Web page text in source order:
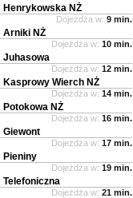
Henrykowska NŻ
Dojeżdża w: 9 min.
Arniki NŻ
Dojeżdża w: 10 min.
Juhasowa
Dojeżdża w: 12 min.
Kasprowy Wierch NŻ
Dojeżdża w: 14 min.
Potokowa NŻ
Dojeżdża w: 16 min.
Giewont
Dojeżdża w: 17 min.
Pieniny
Dojeżdża w: 19 min.
Telefoniczna
Dojeżdża w: 21 min.